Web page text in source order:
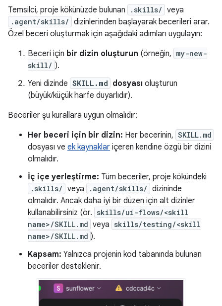
Temsilci, proje kökünüzde bulunan
.skills/ veya
.agent/skills/ dizinlerinden başlayarak becerileri arar.
Özel beceri oluşturmak için aşağıdaki adımları uygulayın:
Beceri için bir dizin oluşturun (örneğin, my-new-
skill/ ).
Yeni dizinde SKILL.md dosyası oluşturun
(büyük/küçük harfe duyarlıdır).
Beceriler şu kurallara uygun olmalıdır:
Her beceri için bir dizin: Her becerinin, SKILL.md
dosyası ve ek kaynaklar içeren kendine özgü bir dizini
olmalıdır.
İç içe yerleştirme: Tüm beceriler, proje kökündeki
.skills/ veya .agent/skills/ dizininde
olmalıdır. Ancak daha iyi bir düzen için alt dizinler
kullanabilirsiniz (ör. skills/ui-flows/<skill
name>/SKILL.md veya skills/testing/<skill
name>/SKILL.md ).
Kapsam: Yalnızca projenin kod tabanında bulunan
beceriler desteklenir.